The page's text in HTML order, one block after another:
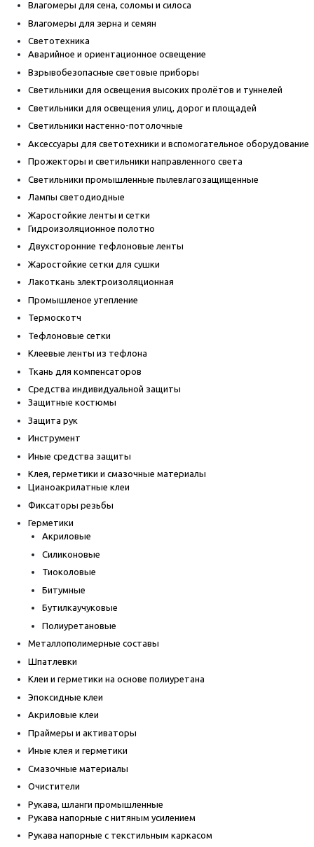
Влагомеры для сена, соломы и силоса
Влагомеры для зерна и семян
Светотехника
Аварийное и ориентационное освещение
Взрывобезопасные световые приборы
Светильники для освещения высоких пролётов и туннелей
Светильники для освещения улиц, дорог и площадей
Светильники настенно-потолочные
Аксессуары для светотехники и вспомогательное оборудование
Прожекторы и светильники направленного света
Светильники промышленные пылевлагозащищенные
Лампы светодиодные
Жаростойкие ленты и сетки
Гидроизоляционное полотно
Двухсторонние тефлоновые ленты
Жаростойкие сетки для сушки
Лакоткань электроизоляционная
Промышленое утепление
Термоскотч
Тефлоновые сетки
Клеевые ленты из тефлона
Ткань для компенсаторов
Средства индивидуальной защиты
Защитные костюмы
Защита рук
Инструмент
Иные средства защиты
Клея, герметики и смазочные материалы
Цианоакрилатные клеи
Фиксаторы резьбы
Герметики
Акриловые
Силиконовые
Тиоколовые
Битумные
Бутилкаучуковые
Полиуретановые
Металлополимерные составы
Шпатлевки
Клеи и герметики на основе полиуретана
Эпоксидные клеи
Акриловые клеи
Праймеры и активаторы
Иные клея и герметики
Смазочные материалы
Очистители
Рукава, шланги промышленные
Рукава напорные с нитяным усилением
Рукава напорные с текстильным каркасом